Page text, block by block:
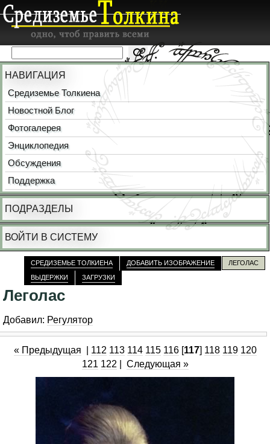
НАВИГАЦИЯ
Средиземье Толкиена
Новостной Блог
Фотогалерея
Энциклопедия
Обсуждения
Поддержка
ПОДРАЗДЕЛЫ
ВОЙТИ В СИСТЕМУ
Леголас
Добавил: Регулятор
« Предыдущая 112 113 114 115 116[117] 118 119 120
121 122 Следующая »
СРЕДИЗЕМЬЕ ТОЛКИЕНА ДОБАВИТЬ ИЗОБРАЖЕНИЕ
ЛЕГОЛАС
ВЫДЕРЖКИ
ЗАГРУЗКИ